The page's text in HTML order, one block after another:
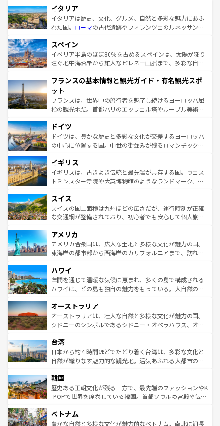
イタリア
イタリアは歴史、文化、グルメ、自然と多彩な魅力にあふ
れた国。 ローマの古代遺跡やフィレンツェのルネッサンス
ろん、トスカーナの美しい田園風景やアマルフィ海岸の絶
景など、自然景観も見逃せない。観光の合間には、本場の
ピザやパスタなど、絶品のイタリア料理を堪能することも
ませてくれるイタリアで、忘れられない旅をしてみよう！
なお、新着のイタリア情報は
しい。
スペイン
イベリア半島のほぼ80％を占めるスペインは、太陽が降り
注ぐ地中海沿岸から雄大なピレネー山脈まで、多彩な自然
文化が根付くこの国では、情熱的なフラメンコ、熱気あふ
れる闘牛、そして美味しいタパスが生活の一部となってい
る。首都マドリードの洗練された雰囲気や、バルセロナの
アートに溢れた街角から、地方では古代ローマ遺跡や中世
せる。地方によって風土や気候が異なるスペインはその個
性で訪れる人を魅了する。 なお、新着のスペイン情報は コ
ンテンツ一覧を参照してほしい。
フランスの基本情報と観光ガイド・有名観光スポ
ット
フランスは、世界中の旅行者を魅了し続けるヨーロッパ屈
指の観光地だ。首都パリのエッフェル塔やルーブル美術館
で、幅広い魅力が詰まっている。華麗な宮殿、歴史的な大
聖堂、美しいビーチ、そして豊かな自然が、訪れる者を心
から魅了する。また、フランスは美食の国としても知ら
いる。シャンパンの発祥地であるランス、プロヴァンスの
香り高いラベンダー畑など、多彩な楽しみ方が可能だ。さ
らに、パリ以外の地域にも魅力が溢れており、どの街角に
れる地方に足を運ぶとそれぞれで全く異なる文化を体験で
きるだろう。 なお、新着のフランス情報はコンテンツ一覧
を参照してほしい。
ドイツ
ドイツは、豊かな歴史と多彩な文化が交差するヨーロッパ
の中心に位置する国。中世の街並みが残るロマンチック街
顔を持つこの国は、どこを歩いても飽きることがない。ベ
ルリンの文化的活気、バイエルン州のアルプスの絶景、そ
してライン川沿いのワイン畑といった風景は必見。ビール
は、お酒好きな人にはぜひ体験してほしい。 なお、新着の
ドイツ情報はコンテンツ一覧を参照してほしい。
イギリス
イギリスは、古きよき伝統と最先端が共存する国。ウェス
トミンスター寺院や大英博物館のようなランドマーク、歴
リアごとに異なる魅力がある。また、優雅なアフタヌーン
ティー、ビール好きにはたまらない英国パブ、サッカー観
戦など、本場だからこそできる体験も豊富。イギリスを旅
ンツ一覧を参照してほしい。
スイス
スイスの国土面積は九州ほどの広さだが、運行時刻が正確
な交通網が整備されており、初心者でも安心して個人旅行
の建物がそのまま残る町や、スイスならではのユニークな
博物館もあり、アルプス観光だけでなく町歩きも満喫する
ことができる。国民の所得が高いため物価も高いが、旅行
ば市内交通費無料で観光を楽しむこともできる。 なお、新
着のスイス情報はコンテンツ一覧 を参照してほしい。
アメリカ
アメリカ合衆国は、広大な土地と多様な文化が魅力の国。
東海岸の都市部から西海岸のカリフォルニアまで、訪れる
のような巨大都市は、観光、ショッピング、エンターテイ
ンメントが詰まった刺激的なスポットだ。一方、アメリカ
西部には大自然が広がり、グランドキャニオンやイエロー
部のニューオーリンズでは、音楽と美食が融合した独特の
文化が魅力。旅行者はアメリカの各地域で異なる魅力を楽
しみながら、その多様性と豊かな歴史を感じることができ
ならではの贅沢な旅のスタイルだ。 なお、新着のアメリカ
情報はコンテンツ一覧を参照してほしい。
ハワイ
年間を通じて温暖な気候に恵まれ、多くの島で構成される
ハワイは、どの島も独自の魅力をもっている。大自然の神
ワイ島は見逃せない。また、定番の観光地といえばオアフ
島だが、静かな自然を求めるならマウイ島やカウアイ島が
おすすめ。エメラルドグリーンに輝く海をはじめ、豊かな
れるおもてなしの心で訪れる人々を迎えてくれるハワイの
人々、おいしいローカルフードやハワイアンミュージッ
ク、伝統的なフラダンスなど、すべてがハワイの魅力を彩
ワイを、存分に味わってほしい。 なお、新着のハワイ情報
はコンテンツ一覧を参照してほしい。
オーストラリア
オーストラリアは、壮大な自然と多様な文化が魅力の国。
シドニーのシンボルであるシドニー・オペラハウス、オー
リアリーフや大陸中央部にそびえるウルル（エアーズロッ
ク）、タスマニアの美しい原生林やケアンズの熱帯雨林な
ど、見どころがたくさん。また、カフェやワイン、オージ
いる。アクティビティも充実しており、サーフィンやダイ
ビング、ハイキングなど、アウトドア好きにはたまらな
い。オーストラリアの多彩な魅力を存分に味わいつくそ
参照してほしい。
台湾
日本から約４時間ほどでたどり着く台湾は、多彩な文化と
自然が織りなす魅力的な観光地。活気あふれる大都市の台
ン）、静ひつな山岳地帯である台湾東部など、都市の喧騒
と山間の静けさが共存しており、訪れる人に新しい発見と
驚きをもたらしてくれる。また、奥深い台湾の食文化も魅
容にもいいと評判のスイーツなど、バラエティ豊かな料理
が味わえる。 なお、新着の台湾情報は コンテンツ一覧を参
韓国
歴史ある王朝文化が残る一方で、最先端のファッションやK
-POPで世界を席巻している韓国。首都ソウルの宮殿や伝統
き、地方に足を延ばせば四季折々の自然美を楽しむことが
できる。そして、キムチや焼肉、絶品のストリートフード
ベトナム
豊かな自然と多様な文化が魅力的なベトナム。南北に細長